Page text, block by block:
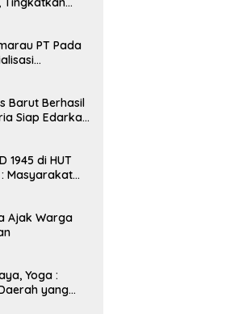
PT Pada
Barut Berhasil
Siap Edarkan
1945 di HUT
Masyarakat
Ajak Warga
Yoga :
yang